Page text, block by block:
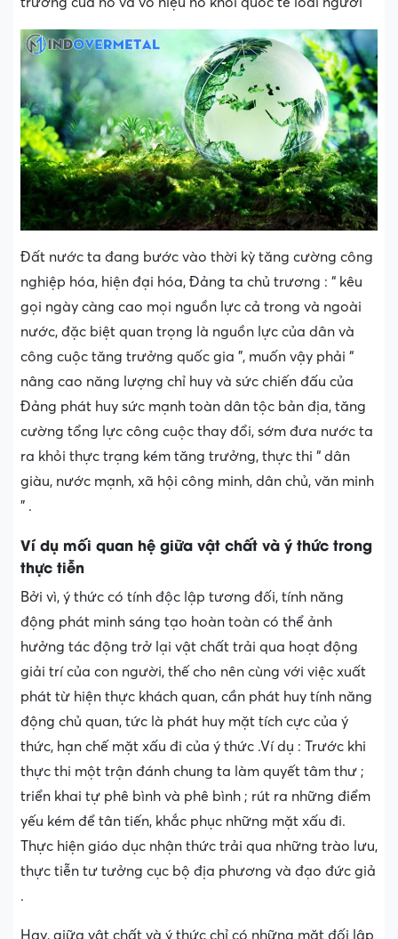
Đất nước ta đang bước vào thời kỳ tăng cường công
nghiệp hóa, hiện đại hóa, Đảng ta chủ trương : “ kêu
gọi ngày càng cao mọi nguồn lực cả trong và ngoài
nước, đặc biệt quan trọng là nguồn lực của dân và
công cuộc tăng trưởng quốc gia ”, muốn vậy phải “
nâng cao năng lượng chỉ huy và sức chiến đấu của
Đảng phát huy sức mạnh toàn dân tộc bản địa, tăng
cường tổng lực công cuộc thay đổi, sớm đưa nước ta
ra khỏi thực trạng kém tăng trưởng, thực thi “ dân
giàu, nước mạnh, xã hội công minh, dân chủ, văn minh
” .
Ví dụ mối quan hệ giữa vật chất và ý thức trong
thực tiễn
Bởi vì, ý thức có tính độc lập tương đối, tính năng
động phát minh sáng tạo hoàn toàn có thể ảnh
hưởng tác động trở lại vật chất trải qua hoạt động
giải trí của con người, thế cho nên cùng với việc xuất
phát từ hiện thực khách quan, cần phát huy tính năng
động chủ quan, tức là phát huy mặt tích cực của ý
thức, hạn chế mặt xấu đi của ý thức .Ví dụ : Trước khi
thực thi một trận đánh chung ta làm quyết tâm thư ;
triển khai tự phê bình và phê bình ; rút ra những điểm
yếu kém để tân tiến, khắc phục những mặt xấu đi.
Thực hiện giáo dục nhận thức trải qua những trào lưu,
thực tiễn tư tưởng cục bộ địa phương và đạo đức giả
.
Hay, giữa vật chất và ý thức chỉ có những mặt đối lập